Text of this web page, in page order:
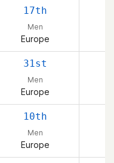
17th
Men
Europe
31st
Men
Europe
10th
Men
Europe